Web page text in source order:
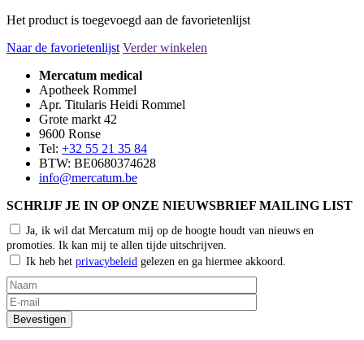
Het product is toegevoegd aan de favorietenlijst
Naar de favorietenlijst Verder winkelen
Mercatum medical
Apotheek Rommel
Apr. Titularis Heidi Rommel
Grote markt 42
9600 Ronse
Tel: +32 55 21 35 84
BTW: BE0680374628
info@mercatum.be
SCHRIJF JE IN OP ONZE NIEUWSBRIEF MAILING LIST
Ja, ik wil dat Mercatum mij op de hoogte houdt van nieuws en
promoties. Ik kan mij te allen tijde uitschrijven.
Ik heb het privacybeleid gelezen en ga hiermee akkoord.